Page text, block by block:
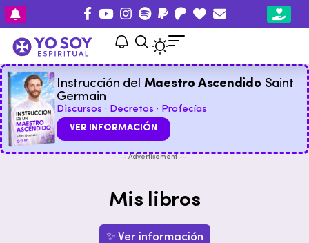
Instrucción del Maestro Ascendido Saint
Germain
Discursos · Decretos · Profecías
VER INFORMACIÓN
- Advertisement --
Mis libros
✨ Ver información